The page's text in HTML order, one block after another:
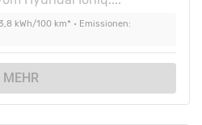
kWh/100 km* • Emissionen:
MEHR